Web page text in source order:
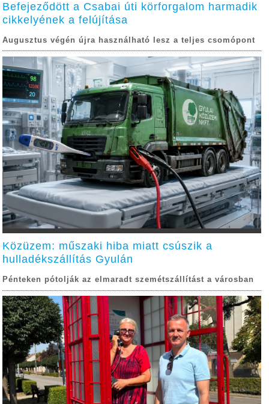
Befejeződött a Csabai úti körforgalom harmadik
cikkelyének a felújítása
Augusztus végén újra használható lesz a teljes csomópont
Közüzem: műszaki hiba miatt csúszik a
hulladékszállítás Gyulán
Pénteken pótolják az elmaradt szemétszállítást a városban